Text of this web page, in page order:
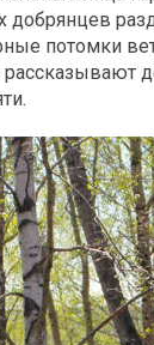
добрянцев
потомки
рассказывают